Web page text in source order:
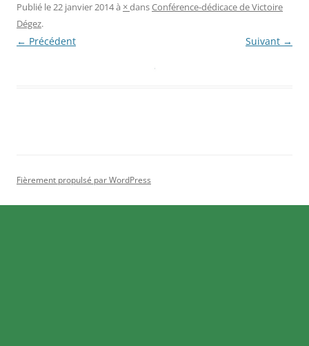
Publié le22 janvier 2014à ×dansConférence-dédicace de Victoire
Dégez.
← Précédent Suivant →
Fièrement propulsé par WordPress